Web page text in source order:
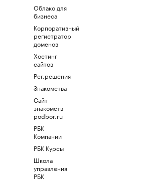
Облако для
бизнеса
Корпоративный
регистратор
доменов
Хостинг
сайтов
Рег.решения
Знакомства
Сайт
знакомств
podbor.ru
РБК
Компании
РБК Курсы
Школа
управления
РБК